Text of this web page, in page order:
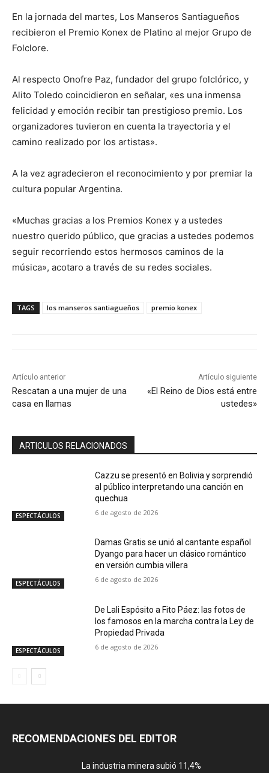
En la jornada del martes, Los Manseros Santiagueños
recibieron el Premio Konex de Platino al mejor Grupo de
Folclore.
Al respecto Onofre Paz, fundador del grupo folclórico, y
Alito Toledo coincidieron en señalar, «es una inmensa
felicidad y emoción recibir tan prestigioso premio. Los
organizadores tuvieron en cuenta la trayectoria y el
camino realizado por los artistas».
A la vez agradecieron el reconocimiento y por premiar la
cultura popular Argentina.
«Muchas gracias a los Premios Konex y a ustedes
nuestro querido público, que gracias a ustedes podemos
seguir recorriendo estos hermosos caminos de la
música», acotaro a través de su redes sociales.
TAGS los manseros santiagueños premio konex
Artículo anterior
Rescatan a una mujer de una
casa en llamas
Artículo siguiente
«El Reino de Dios está entre
ustedes»
ARTICULOS RELACIONADOS
ESPECTÁCULOS
Cazzu se presentó en Bolivia y sorprendió
al público interpretando una canción en
quechua
6 de agosto de 2026
ESPECTÁCULOS
Damas Gratis se unió al cantante español
Dyango para hacer un clásico romántico
en versión cumbia villera
6 de agosto de 2026
ESPECTÁCULOS
De Lali Espósito a Fito Páez: las fotos de
los famosos en la marcha contra la Ley de
Propiedad Privada
6 de agosto de 2026
RECOMENDACIONES DEL EDITOR
La industria minera subió 11,4%